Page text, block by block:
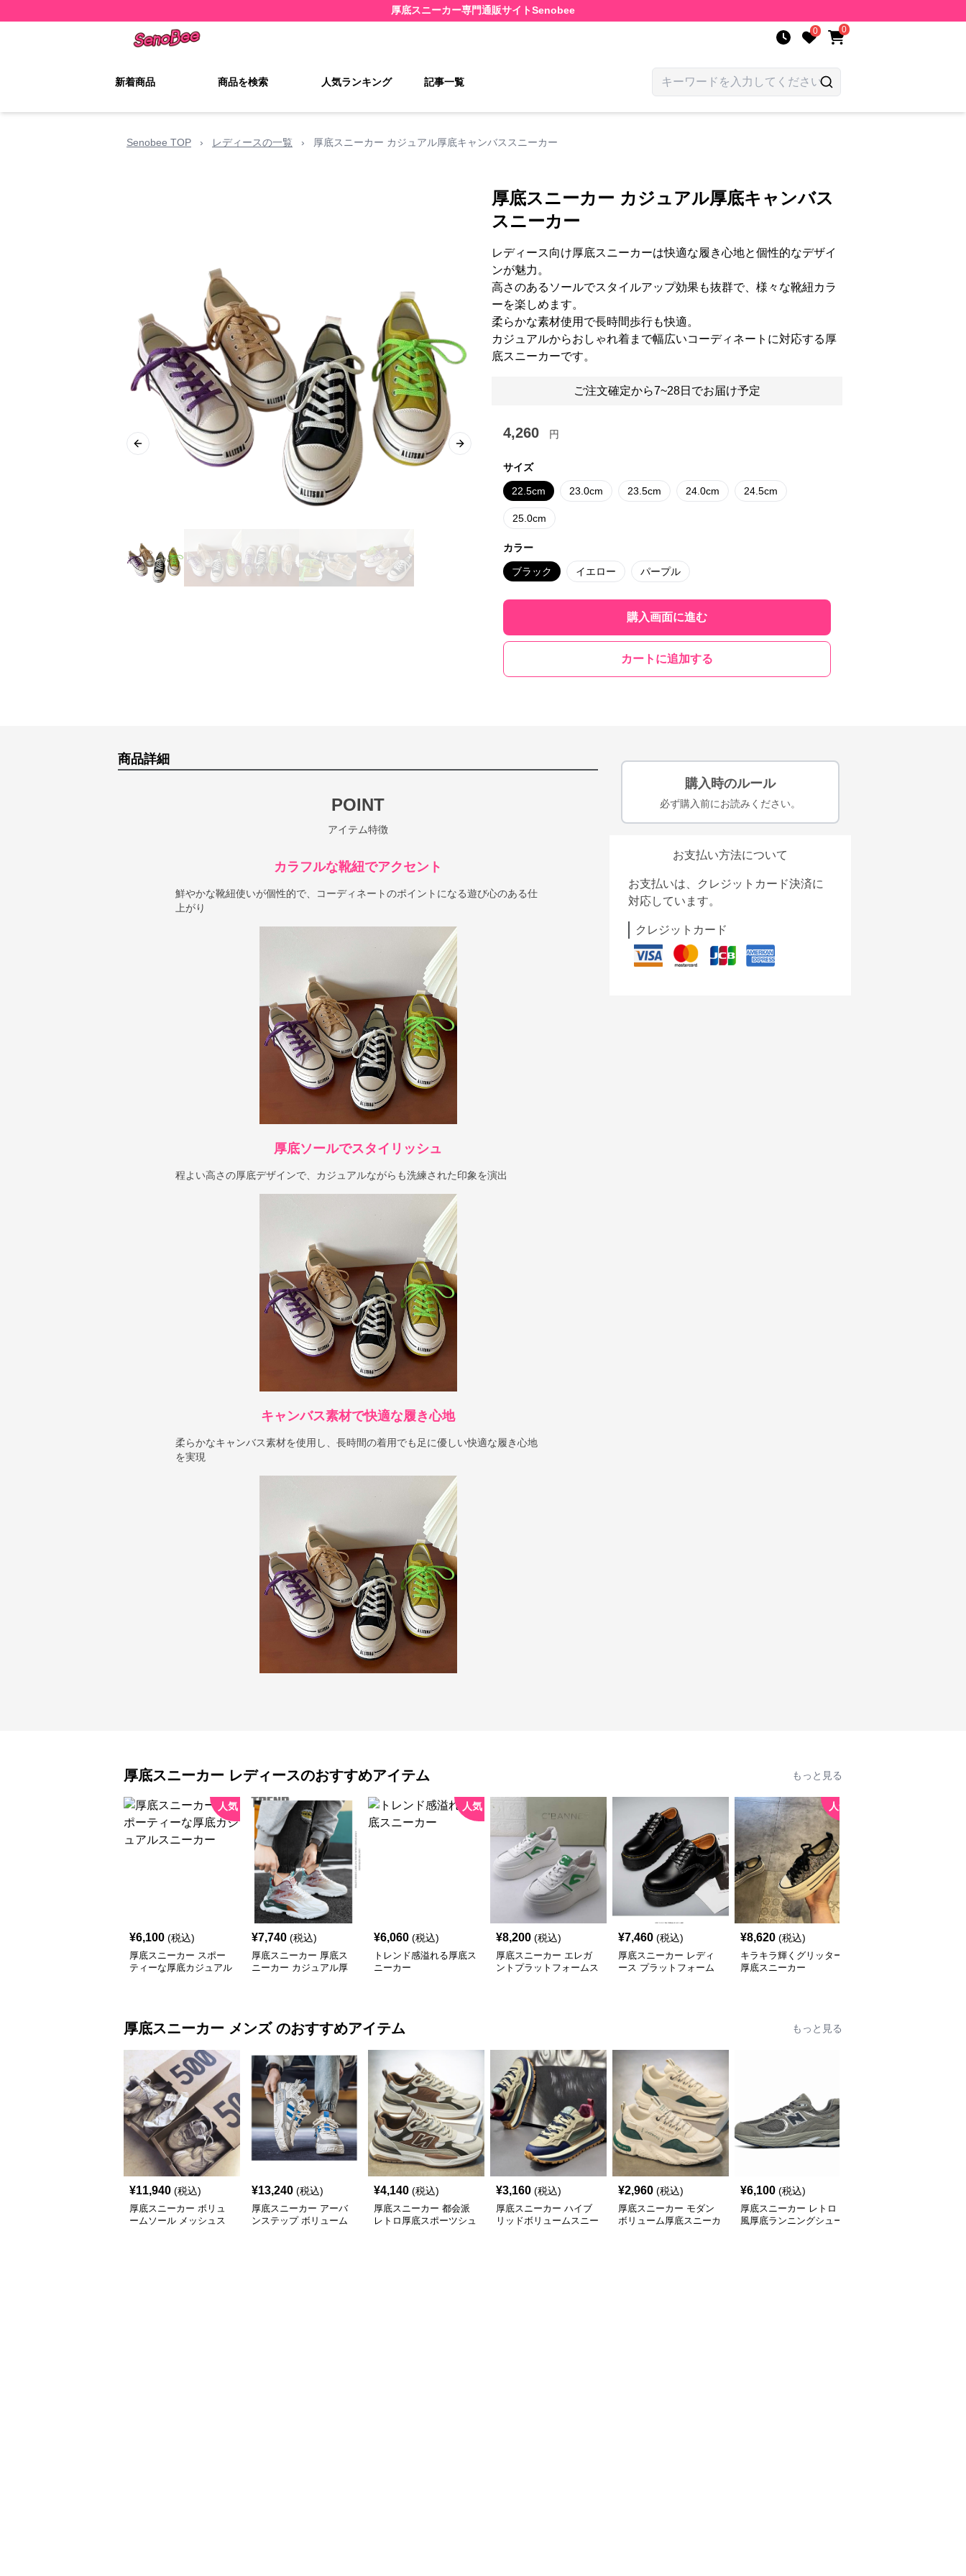
厚底スニーカー専門通販サイトSenobee
0 0
新着商品 商品を検索 人気ランキング 記事一覧
Senobee TOP › レディースの一覧 › 厚底スニーカー カジュアル厚底キャンバススニーカー
Previous slide Next slide
厚底スニーカー カジュアル厚底キャンバス
スニーカー
レディース向け厚底スニーカーは快適な履き心地と個性的なデザイ
ンが魅力。
高さのあるソールでスタイルアップ効果も抜群で、様々な靴紐カラ
ーを楽しめます。
柔らかな素材使用で長時間歩行も快適。
カジュアルからおしゃれ着まで幅広いコーディネートに対応する厚
底スニーカーです。
ご注文確定から7~28日でお届け予定
4,260 円
サイズ
22.5cm 23.0cm 23.5cm 24.0cm 24.5cm
25.0cm
カラー
ブラック イエロー パープル
購入画面に進む
カートに追加する
商品詳細
POINT
アイテム特徴
カラフルな靴紐でアクセント
鮮やかな靴紐使いが個性的で、コーディネートのポイントになる遊び心のある仕
上がり
厚底ソールでスタイリッシュ
程よい高さの厚底デザインで、カジュアルながらも洗練された印象を演出
キャンバス素材で快適な履き心地
柔らかなキャンバス素材を使用し、長時間の着用でも足に優しい快適な履き心地
を実現
購入時のルール
必ず購入前にお読みください。
お支払い方法について
お支払いは、クレジットカード決済に
対応しています。
クレジットカード
厚底スニーカー レディースのおすすめアイテム もっと見る
人気
¥6,100 (税込)
厚底スニーカー スポー
ティーな厚底カジュアル
¥7,740 (税込)
厚底スニーカー 厚底ス
ニーカー カジュアル厚
人気
¥6,060 (税込)
トレンド感溢れる厚底ス
ニーカー
¥8,200 (税込)
厚底スニーカー エレガ
ントプラットフォームス
¥7,460 (税込)
厚底スニーカー レディ
ース プラットフォーム
人気
¥8,620 (税込)
キラキラ輝くグリッター
厚底スニーカー
厚底スニーカー メンズ のおすすめアイテム もっと見る
¥11,940 (税込)
厚底スニーカー ボリュ
ームソール メッシュス
¥13,240 (税込)
厚底スニーカー アーバ
ンステップ ボリューム
¥4,140 (税込)
厚底スニーカー 都会派
レトロ厚底スポーツシュ
¥3,160 (税込)
厚底スニーカー ハイブ
リッドボリュームスニー
¥2,960 (税込)
厚底スニーカー モダン
ボリューム厚底スニーカ
¥6,100 (税込)
厚底スニーカー レトロ
風厚底ランニングシュー